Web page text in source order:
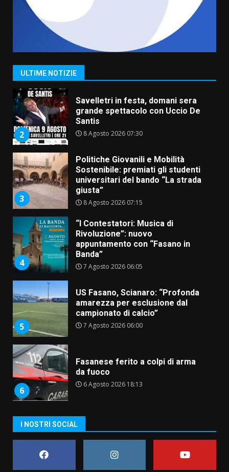
ULTIME NOTIZIE
6 Agosto 2026 14:16
1
La Banda Città di Fasano apre
ufficialmente la Festa di
2
Savelletri in festa, domani sera
grande spettacolo con Uccio De
Santis
8 Agosto 2026 07:30
3
Politiche Giovanili e Mobilità
Sostenibile: premiati gli studenti
universitari del bando “La strada
giusta”
8 Agosto 2026 07:15
4
“I Contestatori: Musica di
Rivoluzione”: nuovo
appuntamento con “Fasano in
Banda”
7 Agosto 2026 06:05
5
US Fasano, Scianaro: “Profonda
amarezza per esclusione dal
campionato di calcio”
7 Agosto 2026 06:00
6
Fasanese ferito a colpi di arma
da fuoco
6 Agosto 2026 18:13
di aperture straordinarie del
Comune di Fasano
6 Agosto 2026 14:16
I NOSTRI SOCIAL